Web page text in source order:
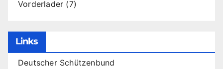
Vorderlader (7)
Links
Deutscher Schützenbund